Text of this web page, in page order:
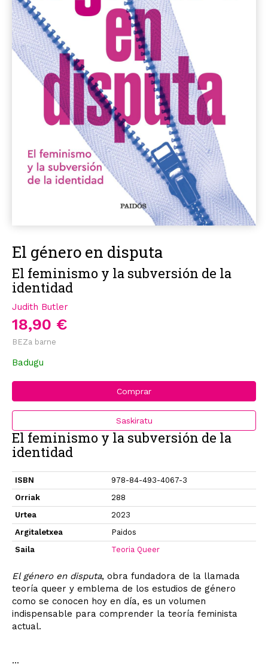
El género en disputa
El feminismo y la subversión de la
identidad
Judith Butler
18,90 €
BEZa barne
Badugu
Comprar
Saskiratu
El feminismo y la subversión de la
identidad
ISBN
978-84-493-4067-3
Orriak
288
Urtea
2023
Argitaletxea
Paidos
Saila
Teoria Queer
El género en disputa, obra fundadora de la llamada
teoría queer y emblema de los estudios de género
como se conocen hoy en día, es un volumen
indispensable para comprender la teoría feminista
actual.
...